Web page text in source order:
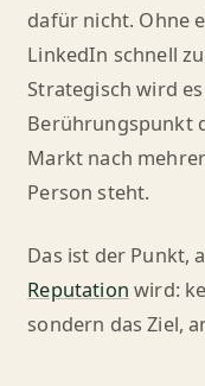
dafür nicht. Ohne
LinkedIn schnell
Strategisch wird
Berührungspunkt
Markt nach
Person steht.
Das ist der Punkt,
Reputation wird:
sondern das Ziel,